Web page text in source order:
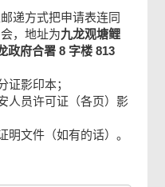
递方式把申请表连同
，地址为九龙观塘鲤
政府合署 8 字楼 813
证影印本；
人员许可证（各页）影
明文件（如有的话）。